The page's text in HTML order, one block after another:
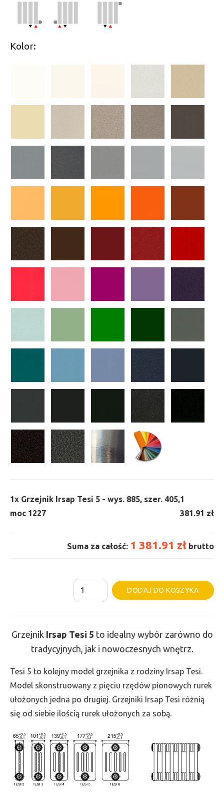
Kolor:
1x Grzejnik Irsap Tesi 5 - wys. 885, szer. 405,
moc 1227
1
381.91 zł
Suma za całość: 1 381.91 zł brutto
ilość
Grzejnik
-
wys.
885,
szer.
405,
1227
DODAJ DO KOSZYKA
Grzejnik Irsap Tesi 5 to idealny wybór zarówno do
tradycyjnych, jak i nowoczesnych wnętrz.
Tesi 5 to kolejny model grzejnika z rodziny Irsap Tesi.
Model skonstruowany z pięciu rzędów pionowych rurek
ułożonych jedna po drugiej. Grzejniki Irsap Tesi różnią
się od siebie ilością rurek ułożonych za sobą.